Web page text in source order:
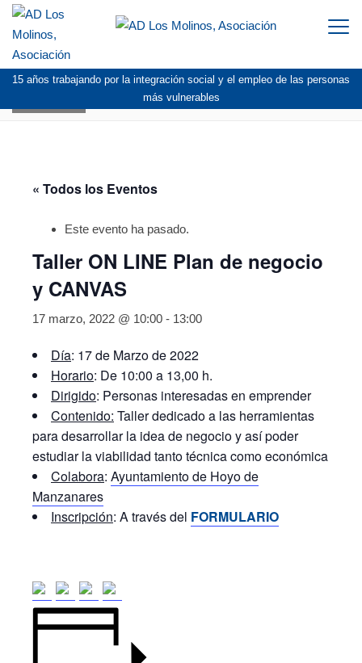
15 años trabajando por la integración social y el empleo de las personas
más vulnerables
« Todos los Eventos
Este evento ha pasado.
Taller ON LINE Plan de negocio
y CANVAS
17 marzo, 2022 @ 10:00 - 13:00
Día: 17 de Marzo de 2022
Horario: De 10:00 a 13,00 h.
Dirigido: Personas interesadas en emprender
Contenido: Taller dedicado a las herramientas
para desarrollar la idea de negocio y así poder
estudiar la viabilidad tanto técnica como económica
Colabora: Ayuntamiento de Hoyo de
Manzanares
Inscripción: A través del FORMULARIO